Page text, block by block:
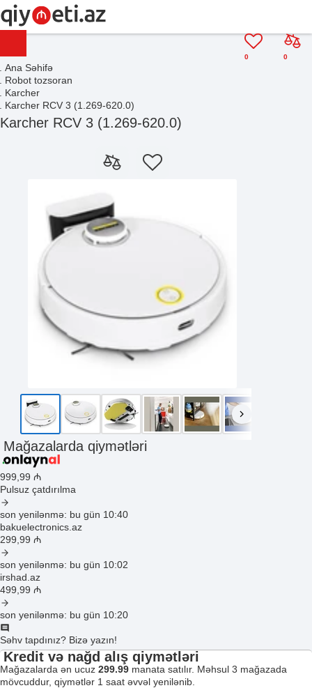
0
0
Ana Səhifə
Robot tozsoran
Karcher
Karcher RCV 3 (1.269-620.0)
Karcher RCV 3 (1.269-620.0)
Mağazalarda qiymətləri
999 ,99 ₼
Pulsuz çatdırılma
son yenilənmə: bu gün 10:40
bakuelectronics.az
299 ,99 ₼
son yenilənmə: bu gün 10:02
irshad.az
499 ,99 ₼
son yenilənmə: bu gün 10:20
Səhv tapdınız? Bizə yazın!
Kredit və nağd alış qiymətləri
Mağazalarda ən ucuz 299.99 manata satılır. Məhsul 3 mağazada
mövcuddur, qiymətlər 1 saat əvvəl yenilənib.